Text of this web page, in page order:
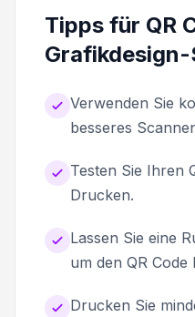
Tipps für QR
Verwenden Sie
besseres
Testen Sie Ihren
Drucken.
Lassen Sie eine
um den QR Code
Drucken Sie